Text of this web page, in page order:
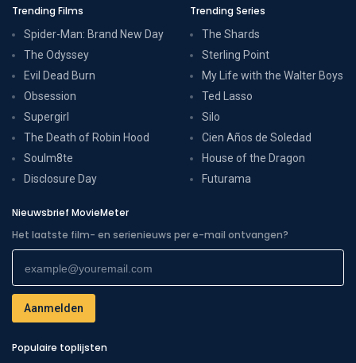
Trending Films
Spider-Man: Brand New Day
The Odyssey
Evil Dead Burn
Obsession
Supergirl
The Death of Robin Hood
Soulm8te
Disclosure Day
Trending Series
The Shards
Sterling Point
My Life with the Walter Boys
Ted Lasso
Silo
Cien Años de Soledad
House of the Dragon
Futurama
Nieuwsbrief MovieMeter
Het laatste film- en serienieuws per e-mail ontvangen?
Populaire toplijsten